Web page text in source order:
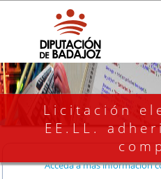
Licitación
EE.LL.
Acceda a más información